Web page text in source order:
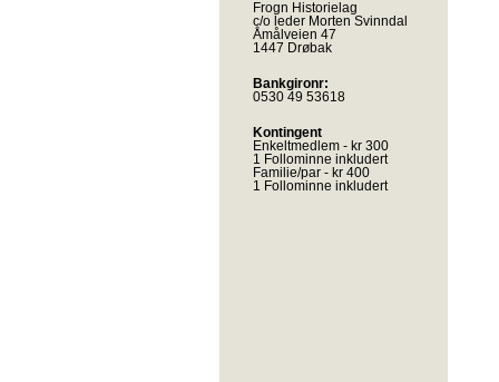
Frogn Historielag
c/o leder Morten Svinndal
Åmålveien 47
1447 Drøbak
Bankgironr:
0530 49 53618
Kontingent
Enkeltmedlem - kr 300
1 Follominne inkludert
Familie/par - kr 400
1 Follominne inkludert